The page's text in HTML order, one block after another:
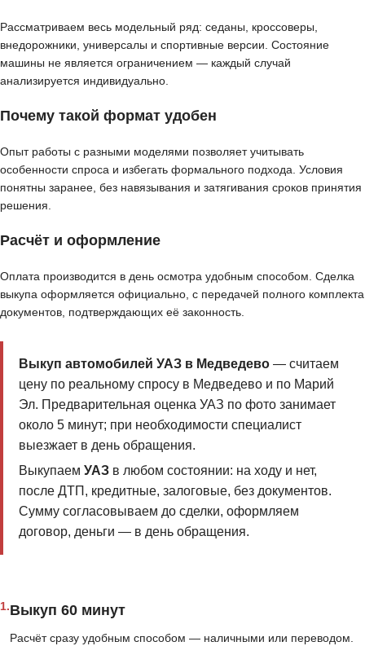
Рассматриваем весь модельный ряд: седаны, кроссоверы,
внедорожники, универсалы и спортивные версии. Состояние
машины не является ограничением — каждый случай
анализируется индивидуально.
Почему такой формат удобен
Опыт работы с разными моделями позволяет учитывать
особенности спроса и избегать формального подхода. Условия
понятны заранее, без навязывания и затягивания сроков принятия
решения.
Расчёт и оформление
Оплата производится в день осмотра удобным способом. Сделка
выкупа оформляется официально, с передачей полного комплекта
документов, подтверждающих её законность.
Выкуп автомобилей УАЗ в Медведево— считаем
цену по реальному спросу в Медведево и по Марий
Эл. Предварительная оценка УАЗ по фото занимает
около 5 минут; при необходимости специалист
выезжает в день обращения.
Выкупаем УАЗв любом состоянии: на ходу и нет,
после ДТП, кредитные, залоговые, без документов.
Сумму согласовываем до сделки, оформляем
договор, деньги — в день обращения.
1.Выкуп 60 минут
Расчёт сразу удобным способом — наличными или переводом.